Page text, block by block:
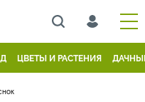
ЦВЕТЫ И РАСТЕНИЯ